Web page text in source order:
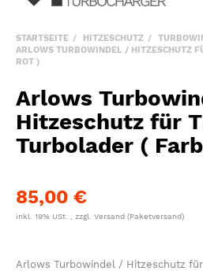
STARTSEITE HITZESCHUTZ
ARLOWS TURBOWINDEL / HITZESCHUTZ
ROT )
Arlows
Hitzeschutz für
Turbolader (
85,00 €
inkl. 19% USt. , zzgl. Versand (Paketversand)
Arlows Turbowindel / Hitzeschutz